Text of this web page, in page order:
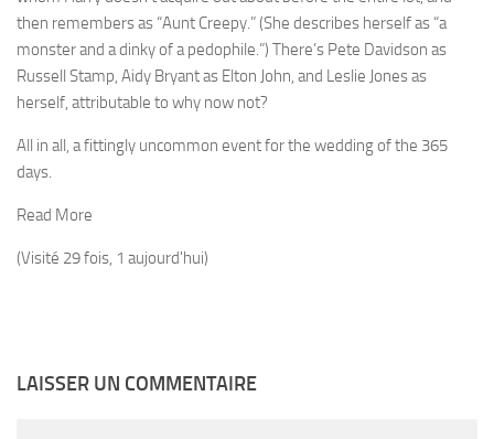
then remembers as “Aunt Creepy.” (She describes herself as “a
monster and a dinky of a pedophile.”) There’s Pete Davidson as
Russell Stamp, Aidy Bryant as Elton John, and Leslie Jones as
herself, attributable to why now not?
All in all, a fittingly uncommon event for the wedding of the 365
days.
Read More
(Visité 29 fois, 1 aujourd'hui)
LAISSER UN COMMENTAIRE